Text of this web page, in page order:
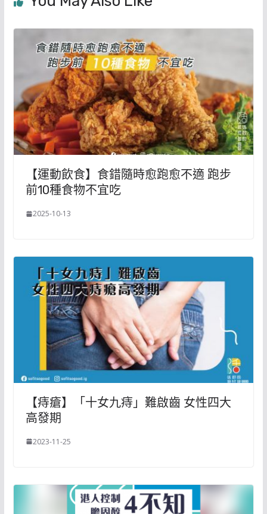
【運動飲食】食錯隨時愈跑愈不適 跑步
前10種食物不宜吃
2025-10-13
【痔瘡】「十女九痔」難啟齒 女性四大
高發期
2023-11-25